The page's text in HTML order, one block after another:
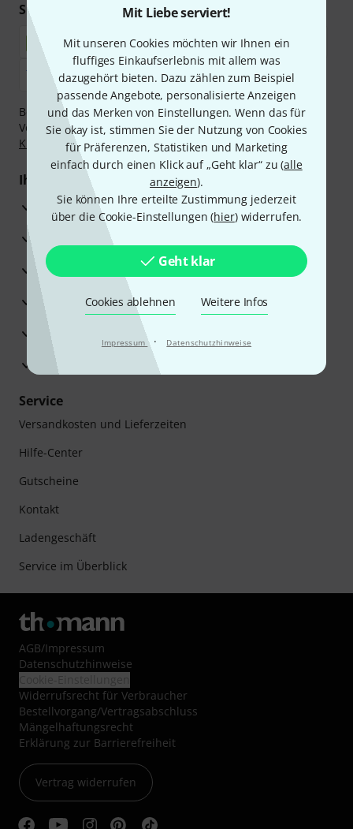
Mit Liebe serviert!
Mit unseren Cookies möchten wir Ihnen ein
fluffiges Einkaufserlebnis mit allem was
dazugehört bieten. Dazu zählen zum Beispiel
passende Angebote, personalisierte Anzeigen
und das Merken von Einstellungen. Wenn das für
Sie okay ist, stimmen Sie der Nutzung von Cookies
für Präferenzen, Statistiken und Marketing
einfach durch einen Klick auf „Geht klar“ zu (alle
anzeigen).
Sie können Ihre erteilte Zustimmung jederzeit
über die Cookie-Einstellungen (hier) widerrufen.
Geht klar
Cookies ablehnen Weitere Infos
Impressum · Datenschutzhinweise
Sicher einkaufen & bezahlen
Bezahlen Sie vertraulich und sicher per Nachnahme,
Vorkasse, PayPal, Amazon Pay,Klarna Sofort bezahlen,
Klarna Ratenzahlungoder Kreditkarte.
Ihre Vorteile
3 Jahre Thomann Garantie
30 Tage Money-Back-Garantie
Reparaturservice
Beratung durch Fachexperten
Zufriedenheitsgarantie
Europas größtes Versandlager
Service
Versandkosten und Lieferzeiten
Hilfe-Center
Gutscheine
Kontakt
Ladengeschäft
Service im Überblick
AGB/Impressum
Datenschutzhinweise
Widerrufsrecht für Verbraucher
Bestellvorgang/Vertragsabschluss
Mängelhaftungsrecht
Erklärung zur Barrierefreiheit
Vertrag widerrufen